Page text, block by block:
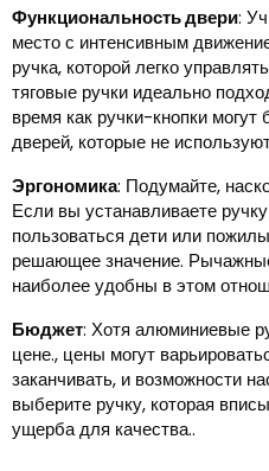
Функциональность двери:
место с интенсивным
ручка, которой легко
тяговые ручки идеально
время как ручки-кнопки
дверей, которые не
Эргономика: Подумайте,
Если вы устанавливаете
пользоваться дети или
решающее значение.
наиболее удобны в этом
Бюджет: Хотя алюминиевые
цене., цены могут
заканчивать, и возможности
выберите ручку, которая
ущерба для качества..